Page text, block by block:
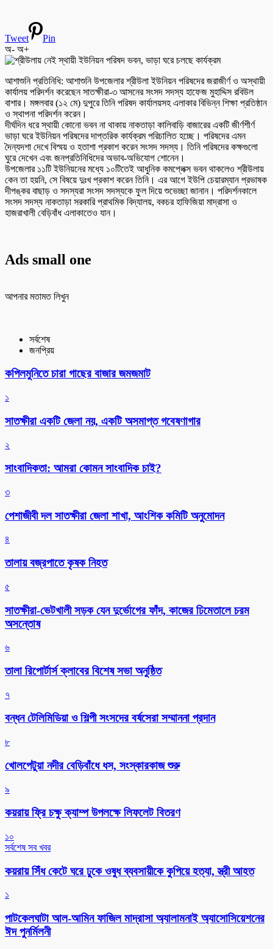
Tweet
Pin
অ- অ+
আশাশুনি প্রতিনিধি: আশাশুনি উপজেলার শ্রীউলা ইউনিয়ন পরিষদের জরাজীর্ণ ও অস্থায়ী
কার্যালয় পরিদর্শন করেছেন সাতক্ষীরা-৩ আসনের সংসদ সদস্য হাফেজ মুহাদ্দিস রবিউল
বাশার। মঙ্গলবার (১২ মে) দুপুরে তিনি পরিষদ কার্যালয়সহ এলাকার বিভিন্ন শিক্ষা প্রতিষ্ঠান
ও স্থাপনা পরিদর্শন করেন।
দীর্ঘদিন ধরে স্থায়ী কোনো ভবন না থাকায় নাকতাড়া কালিবাড়ি বাজারের একটি জীর্ণশীর্ণ
ভাড়া ঘরে ইউনিয়ন পরিষদের দাপ্তরিক কার্যক্রম পরিচালিত হচ্ছে। পরিষদের এমন
দৈন্যদশা দেখে বিস্ময় ও হতাশা প্রকাশ করেন সংসদ সদস্য। তিনি পরিষদের কক্ষগুলো
ঘুরে দেখেন এবং জনপ্রতিনিধিদের অভাব-অভিযোগ শোনেন।
উপজেলার ১১টি ইউনিয়নের মধ্যে ১০টিতেই আধুনিক কমপ্লেক্স ভবন থাকলেও শ্রীউলায়
কেন তা হয়নি, সে বিষয়ে দুঃখ প্রকাশ করেন তিনি। এর আগে ইউপি চেয়ারম্যান প্রভাষক
দীপঙ্কর বাছাড় ও সদস্যরা সংসদ সদস্যকে ফুল দিয়ে শুভেচ্ছা জানান। পরিদর্শনকালে
সংসদ সদস্য নাকতাড়া সরকারি প্রাথমিক বিদ্যালয়, বকচর হাফিজিয়া মাদ্রাসা ও
হাজরাখালী বেড়িবাঁধ এলাকাতেও যান।
Ads small one
আপনার মতামত লিখুন
সর্বশেষ
জনপ্রিয়
কপিলমুনিতে চারা গাছের বাজার জমজমাট
১
সাতক্ষীরা একটি জেলা নয়, একটি অসমাপ্ত গবেষণাগার
২
সাংবাদিকতা: আমরা কোমন সাংবাদিক চাই?
৩
পেশাজীবী দল সাতক্ষীরা জেলা শাখা, আংশিক কমিটি অনুমোদন
৪
তালায় বজ্রপাতে কৃষক নিহত
৫
সাতক্ষীরা-ভেটখালী সড়ক যেন দুর্ভোগের ফাঁদ, কাজের ঢিমেতালে চরম
অসন্তোষ
৬
‎তালা রিপোর্টার্স ক্লাবের বিশেষ সভা অনুষ্ঠিত
৭
বন্ধন টেলিমিডিয়া ও শিল্পী সংসদের বর্ষসেরা সম্মাননা প্রদান
৮
খোলপেটুয়া নদীর বেড়িবাঁধে ধস, সংস্কারকাজ শুরু
৯
কয়রায় ফ্রি চক্ষু ক্যাম্প উপলক্ষে লিফলেট বিতরণ
১০
সর্বশেষ সব খবর
কয়রায় সিঁধ কেটে ঘরে ঢুকে ওষুধ ব্যবসায়ীকে কুপিয়ে হত্যা, স্ত্রী আহত
১
পাটকেলঘাটা আল-আমিন ফাজিল মাদ্রাসা অ্যালামনাই অ্যাসোসিয়েশনের
ঈদ পুনর্মিলনী